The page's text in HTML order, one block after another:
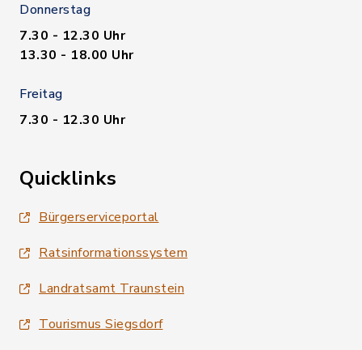
Donnerstag
7.30 - 12.30 Uhr
13.30 - 18.00 Uhr
Freitag
7.30 - 12.30 Uhr
Quicklinks
Bürgerserviceportal
Ratsinformationssystem
Landratsamt Traunstein
Tourismus Siegsdorf